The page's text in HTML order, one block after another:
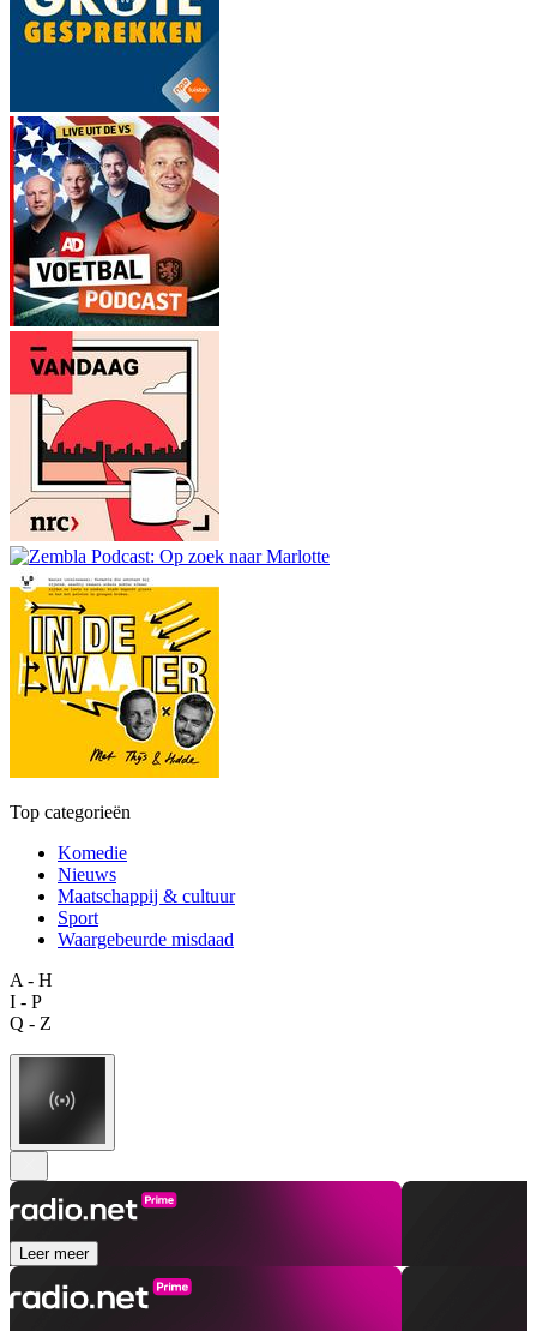
Top categorieën
Komedie
Nieuws
Maatschappij & cultuur
Sport
Waargebeurde misdaad
A - H
I - P
Q - Z
Leer meer